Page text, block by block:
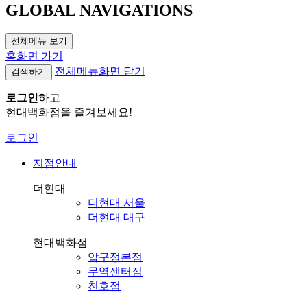
GLOBAL NAVIGATIONS
전체메뉴 보기
홈화면 가기
검색하기 전체메뉴화면 닫기
로그인하고
현대백화점을 즐겨보세요!
로그인
지점안내
더현대
더현대 서울
더현대 대구
현대백화점
압구정본점
무역센터점
천호점